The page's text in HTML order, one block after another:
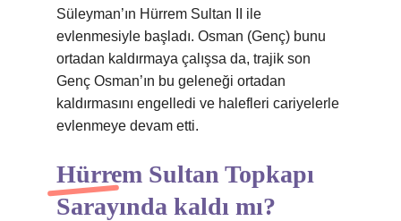
Süleyman’ın Hürrem Sultan II ile
evlenmesiyle başladı. Osman (Genç) bunu
ortadan kaldırmaya çalışsa da, trajik son
Genç Osman’ın bu geleneği ortadan
kaldırmasını engelledi ve halefleri cariyelerle
evlenmeye devam etti.
Hürrem Sultan Topkapı
Sarayında kaldı mı?